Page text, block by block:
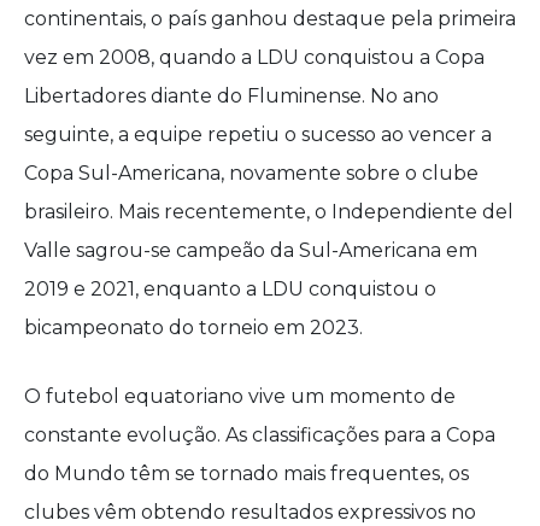
continentais, o país ganhou destaque pela primeira
vez em 2008, quando a LDU conquistou a Copa
Libertadores diante do Fluminense. No ano
seguinte, a equipe repetiu o sucesso ao vencer a
Copa Sul-Americana, novamente sobre o clube
brasileiro. Mais recentemente, o Independiente del
Valle sagrou-se campeão da Sul-Americana em
2019 e 2021, enquanto a LDU conquistou o
bicampeonato do torneio em 2023.
O futebol equatoriano vive um momento de
constante evolução. As classificações para a Copa
do Mundo têm se tornado mais frequentes, os
clubes vêm obtendo resultados expressivos no